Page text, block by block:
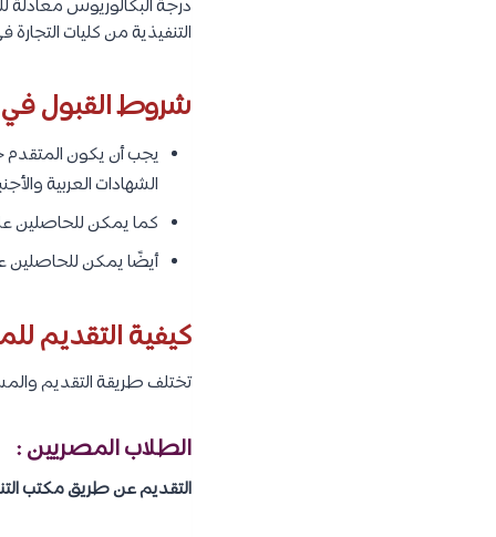
التنفيذية من كليات
شروط القبول في
يجب أن يكون المتقدم
الشهادات العربية
كما يمكن للحاصلين على
أيضًا يمكن للحاصلين على دبلوم المدارس
كيفية التقديم
تختلف طريقة التقديم
الطلاب المصريين :
التقديم عن طريق مكتب